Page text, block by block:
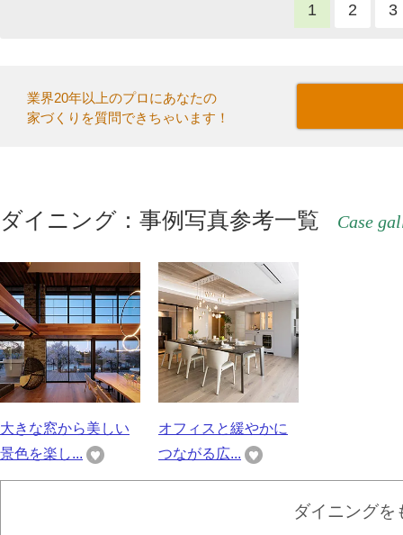
1 2 3
業界20年以上のプロにあなたの
家づくりを質問できちゃいます！
ダイニング：事例写真参考一覧 Case
大きな窓から美しい
景色を楽し...
オフィスと緩やかに
つながる広...
ダイニングを